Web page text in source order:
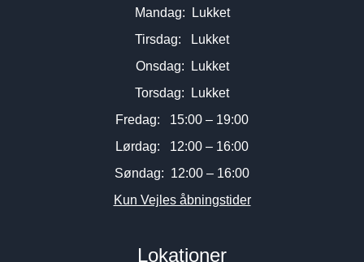
Mandag: Lukket
Tirsdag: Lukket
Onsdag: Lukket
Torsdag: Lukket
Fredag: 15:00 – 19:00
Lørdag: 12:00 – 16:00
Søndag: 12:00 – 16:00
Kun Vejles åbningstider
Lokationer